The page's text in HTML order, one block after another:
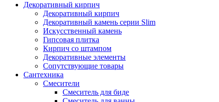
Декоративный кирпич
Декоративный кирпич
Декоративный камень серии Slim
Искусственный камень
Гипсовая плитка
Кирпич со штампом
Декоративные элементы
Сопутствующие товары
Сантехника
Смесители
Смеситель для биде